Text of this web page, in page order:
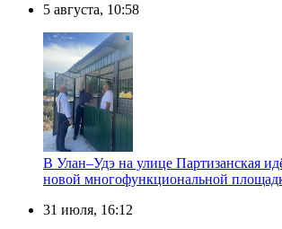
5 августа, 10:58
В Улан–Удэ на улице Партизанская
новой многофункциональной
31 июля, 16:12